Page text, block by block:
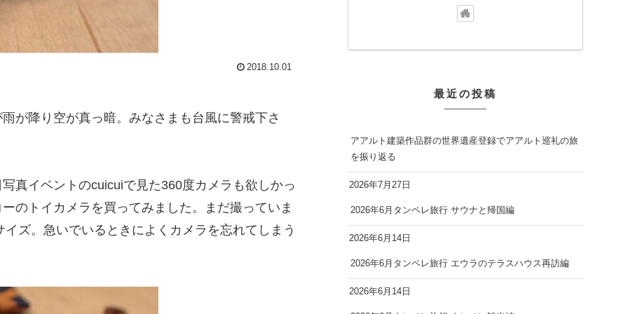
2018.10.01
が降り空が真っ暗。みなさまも台風に警戒下さ
真イベントのcuicuiで見た360度カメラも欲しかっ
のトイカメラを買ってみました。まだ撮っていま
ズ。急いでいるときによくカメラを忘れてしまう
最近の投稿
アアルト建築作品群の世界遺産登録でアアルト巡礼の旅
を振り返る
2026年7月27日
2026年6月タンペレ旅行 サウナと帰国編
2026年6月14日
2026年6月タンペレ旅行 エウラのテラスハウス再訪編
2026年6月14日